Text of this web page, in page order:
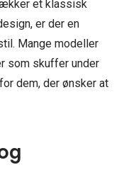
et klassisk
er der en
Mange modeller
som skuffer under
dem, der ønsker at